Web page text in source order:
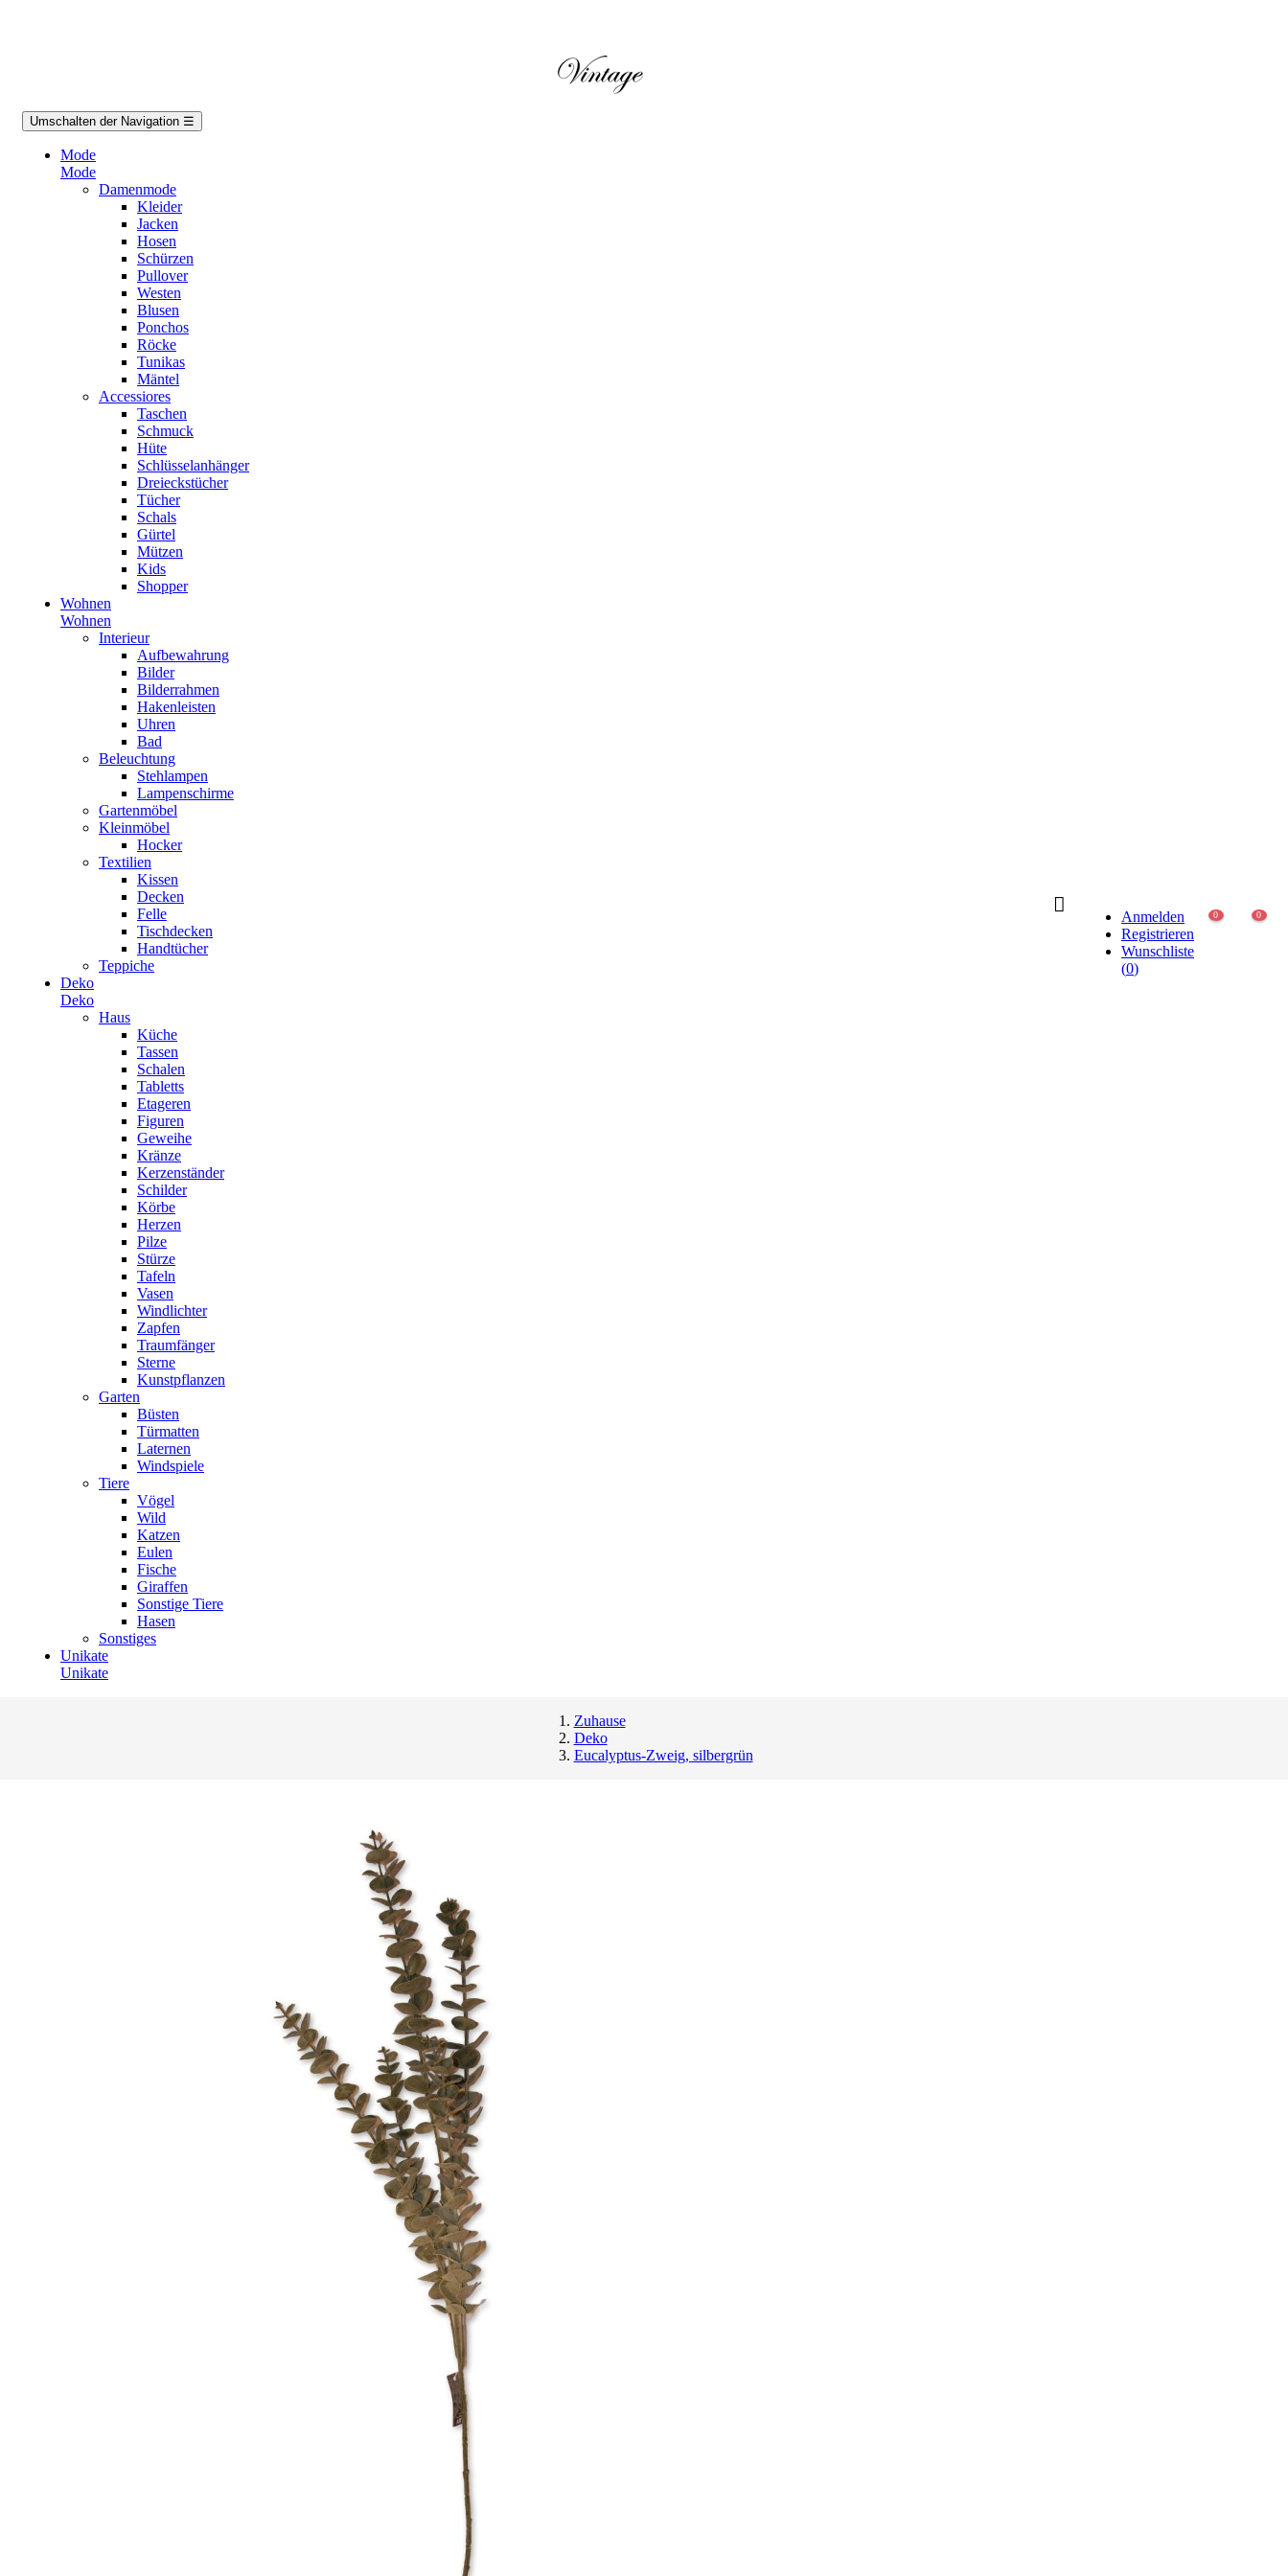
Umschalten der Navigation ☰
Mode
Mode
Damenmode
Kleider
Jacken
Hosen
Schürzen
Pullover
Westen
Blusen
Ponchos
Röcke
Tunikas
Mäntel
Accessiores
Taschen
Schmuck
Hüte
Schlüsselanhänger
Dreieckstücher
Tücher
Schals
Gürtel
Mützen
Kids
Shopper
Wohnen
Wohnen
Interieur
Aufbewahrung
Bilder
Bilderrahmen
Hakenleisten
Uhren
Bad
Beleuchtung
Stehlampen
Lampenschirme
Gartenmöbel
Kleinmöbel
Hocker
Textilien
Kissen
Decken
Felle
Tischdecken
Handtücher
Teppiche
Deko
Deko
Haus
Küche
Tassen
Schalen
Tabletts
Etageren
Figuren
Geweihe
Kränze
Kerzenständer
Schilder
Körbe
Herzen
Pilze
Stürze
Tafeln
Vasen
Windlichter
Zapfen
Traumfänger
Sterne
Kunstpflanzen
Garten
Büsten
Türmatten
Laternen
Windspiele
Tiere
Vögel
Wild
Katzen
Eulen
Fische
Giraffen
Sonstige Tiere
Hasen
Sonstiges
Unikate
Unikate
Anmelden
Registrieren
Wunschliste
(0)
0 0
Zuhause
Deko
Eucalyptus-Zweig, silbergrün